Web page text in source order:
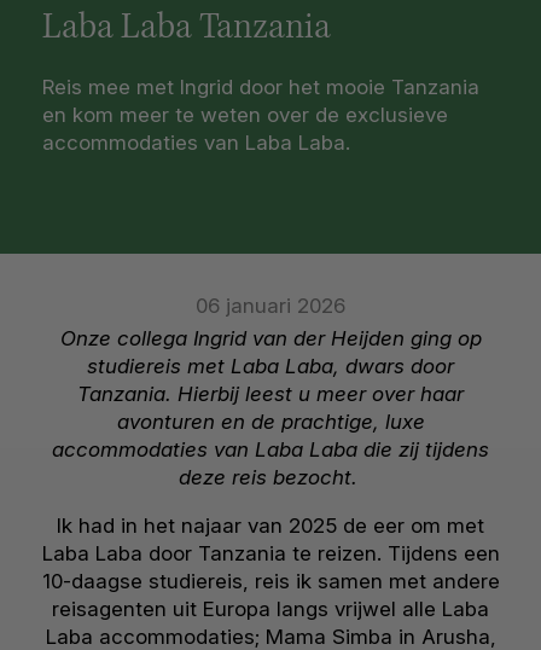
Laba Laba Tanzania
Reis mee met Ingrid door het mooie Tanzania
en kom meer te weten over de exclusieve
accommodaties van Laba Laba.
06 januari 2026
Onze collega Ingrid van der Heijden ging op
studiereis met Laba Laba, dwars door
Tanzania. Hierbij leest u meer over haar
avonturen en de prachtige, luxe
accommodaties van Laba Laba die zij tijdens
deze reis bezocht.
Ik had in het najaar van 2025 de eer om met
Laba Laba door Tanzania te reizen. Tijdens een
10-daagse studiereis, reis ik samen met andere
reisagenten uit Europa langs vrijwel alle Laba
Laba accommodaties; Mama Simba in Arusha,